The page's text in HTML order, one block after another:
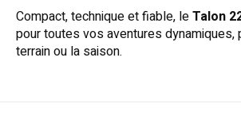
Compact, technique et fiable, leTalon
pour toutes vos aventures dynamiques,
terrain ou la saison.